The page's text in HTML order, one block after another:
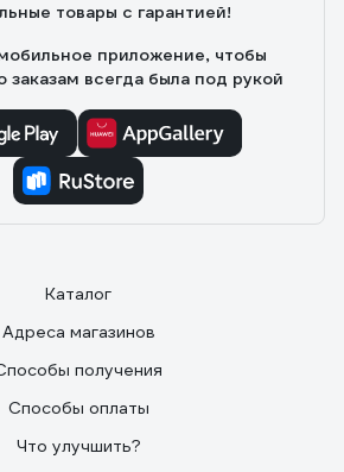
товары с гарантией!
приложение, чтобы
заказам всегда была под рукой
Каталог
Адреса магазинов
получения
Способы оплаты
Что улучшить?